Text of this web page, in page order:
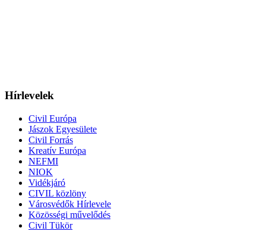
Hírlevelek
Civil Európa
Jászok Egyesülete
Civil Forrás
Kreatív Európa
NEFMI
NIOK
Vidékjáró
CIVIL közlöny
Városvédők Hírlevele
Közösségi művelődés
Civil Tükör